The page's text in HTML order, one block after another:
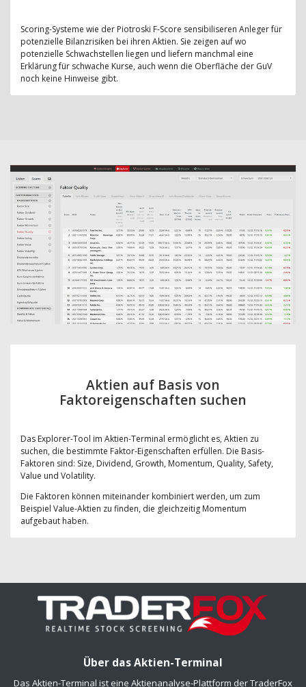
Scoring-Systeme wie der Piotroski F-Score sensibiliseren Anleger für
potenzielle Bilanzrisiken bei ihren Aktien. Sie zeigen auf wo
potenzielle Schwachstellen liegen und liefern manchmal eine
Erklärung für schwache Kurse, auch wenn die Oberfläche der GuV
noch keine Hinweise gibt.
Aktien auf Basis von
Faktoreigenschaften suchen
Das Explorer-Tool im Aktien-Terminal ermöglicht es, Aktien zu
suchen, die bestimmte Faktor-Eigenschaften erfüllen. Die Basis-
Faktoren sind: Size, Dividend, Growth, Momentum, Quality, Safety,
Value und Volatility.
Die Faktoren können miteinander kombiniert werden, um zum
Beispiel Value-Aktien zu finden, die gleichzeitig Momentum
aufgebaut haben.
Über das Aktien-Terminal
Das Aktien-Terminal ist eine Aktienanalyse-Plattform der TraderFox